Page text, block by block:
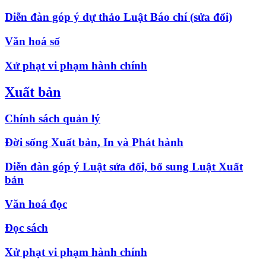
Diễn đàn góp ý dự thảo Luật Báo chí (sửa đổi)
Văn hoá số
Xử phạt vi phạm hành chính
Xuất bản
Chính sách quản lý
Đời sống Xuất bản, In và Phát hành
Diễn đàn góp ý Luật sửa đổi, bổ sung Luật Xuất
bản
Văn hoá đọc
Đọc sách
Xử phạt vi phạm hành chính